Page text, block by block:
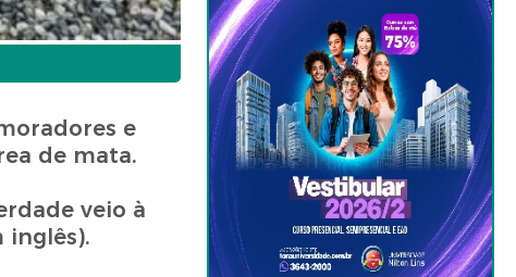
e
de mata.
veio à
inglês).